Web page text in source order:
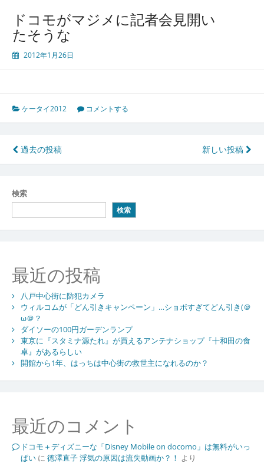
ドコモがマジメに記者会見開い
たそうな
2012年1月26日
ケータイ2012 コメントする
投
稿
ナ
ビ
ゲ
シ
ョ
ン
過去の投稿 新しい投稿
検索
検索
最近の投稿
八戸中心街に防犯カメラ
ウィルコムが「どん引きキャンペーン」…ショボすぎてどん引き(＠
ω＠？
ダイソーの100円ガーデンランプ
東京に『スタミナ源たれ』が買えるアンテナショップ『十和田の食
卓』があるらしい
開館から1年、はっちは中心街の救世主になれるのか？
最近のコメント
ドコモ＋ディズニーな「Disney Mobile on docomo」は無料がいっ
ぱいに 徳澤直子 浮気の原因は流失動画か？！ より